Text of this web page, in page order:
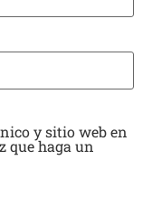
y sitio web en
que haga un